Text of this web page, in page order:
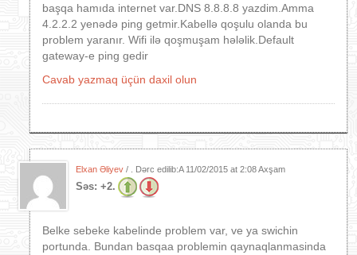
başqa hamıda internet var.DNS 8.8.8.8 yazdim.Amma
4.2.2.2 yenədə ping getmir.Kabellə qoşulu olanda bu
problem yaranır. Wifi ilə qoşmuşam hələlik.Default
gateway-e ping gedir
Cavab yazmaq üçün daxil olun
Elxan Əliyev / . Dərc edilib:A 11/02/2015 at 2:08 Axşam
Səs: +2.
Belke sebeke kabelinde problem var, ve ya swichin
portunda. Bundan basqaa problemin qaynaqlanmasinda